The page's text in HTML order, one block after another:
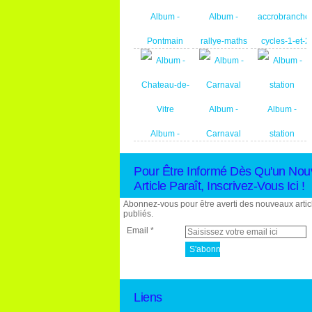
Album -
Pontmain
Album -
rallye-maths
Album -
sortie-
accrobranche-
cycles-1-et-2
Album -
Vitre
Album -
Carnaval
Album -
station
Pour Être Informé Dès Qu'un
Article Paraît, Inscrivez-Vous Ici !
Abonnez-vous pour être averti des nouveaux
publiés.
Email
Liens